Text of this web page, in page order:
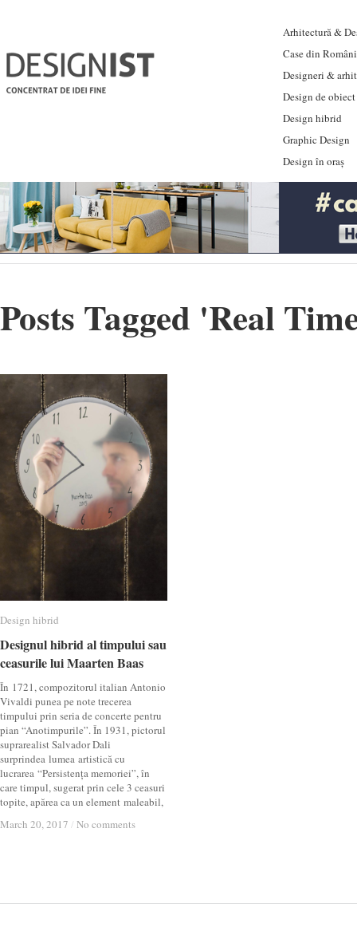
Arhitectură &
Case din
Designeri &
Design de obiect
Design hibrid
Graphic Design
Design în oraș
Posts Tagged 'Real
Design hibrid
Designul hibrid al timpului sau
ceasurile lui Maarten Baas
În 1721, compozitorul italian Antonio
Vivaldi punea pe note trecerea
timpului prin seria de concerte pentru
pian “Anotimpurile”. În 1931, pictorul
suprarealist Salvador Dali
surprindea lumea artistică cu
lucrarea “Persistența memoriei”, în
care timpul, sugerat prin cele 3 ceasuri
topite, apărea ca un element maleabil,
March 20, 2017 / No comments
Design hibrid
Designul hibrid al timpului sau
ceasurile lui Maarten Baas
March 20, 2017 / No comments